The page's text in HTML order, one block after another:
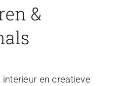
&
en creatieve